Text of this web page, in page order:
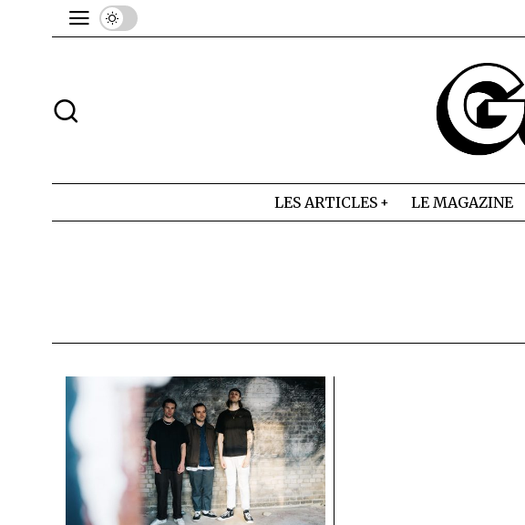
LES ARTICLES LE MAGAZINE